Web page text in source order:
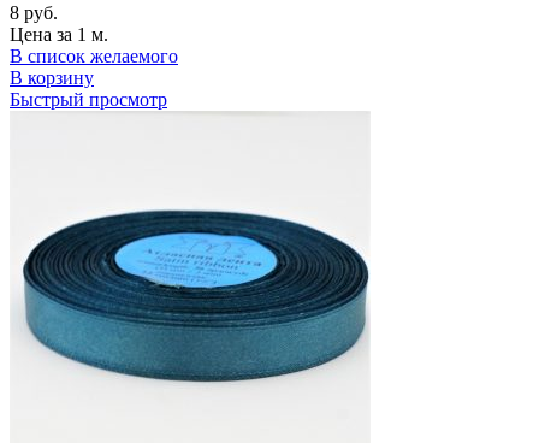
8 руб.
Цена за 1 м.
В список желаемого
В корзину
Быстрый просмотр